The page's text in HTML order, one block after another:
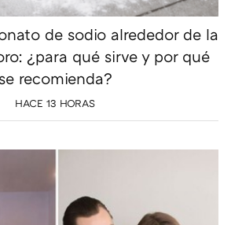
de sodio alrededor de la
¿para qué sirve y por qué
se recomienda?
HACE 13 HORAS